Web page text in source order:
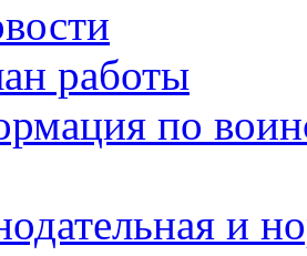
работы
по
и